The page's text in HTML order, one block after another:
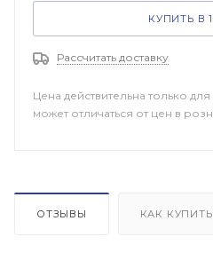
КУПИТЬ В
Рассчитать доставку
Цена действительна только
может отличаться от цен в
ОТЗЫВЫ КАК КУПИТЬ